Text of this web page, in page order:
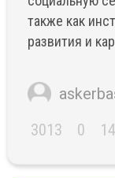
также как
развития и
3013
0